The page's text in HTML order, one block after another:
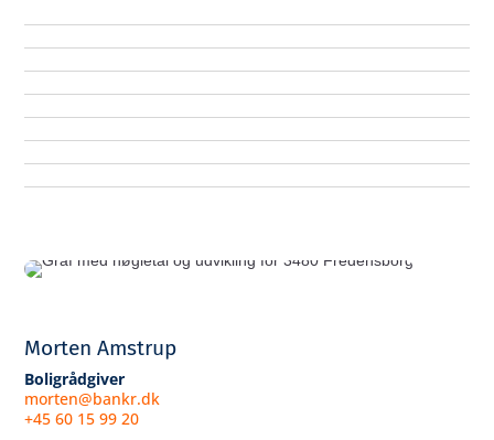
Morten Amstrup
Boligrådgiver
morten@bankr.dk
+45 60 15 99 20